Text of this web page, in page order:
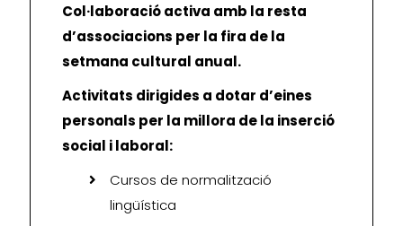
Col·laboració activa amb la resta
d’associacions per la fira de la
setmana cultural anual.
Activitats dirigides a dotar d’eines
personals per la millora de la inserció
social i laboral:
Cursos de normalització
lingüística